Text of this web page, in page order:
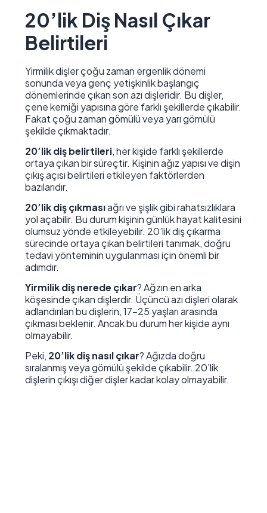
20’lik Diş Nasıl Çıkar
Belirtileri
Yirmilik dişler çoğu zaman ergenlik dönemi
sonunda veya genç yetişkinlik başlangıç
dönemlerinde çıkan son azı dişleridir. Bu dişler,
çene kemiği yapısına göre farklı şekillerde çıkabilir.
Fakat çoğu zaman gömülü veya yarı gömülü
şekilde çıkmaktadır.
20’lik diş belirtileri, her kişide farklı şekillerde
ortaya çıkan bir süreçtir. Kişinin ağız yapısı ve dişin
çıkış açısı belirtileri etkileyen faktörlerden
bazılarıdır.
20’lik diş çıkmasıağrı ve şişlik gibi rahatsızlıklara
yol açabilir. Bu durum kişinin günlük hayat kalitesini
olumsuz yönde etkileyebilir. 20’lik diş çıkarma
sürecinde ortaya çıkan belirtileri tanımak, doğru
tedavi yönteminin uygulanması için önemli bir
adımdır.
Yirmilik diş nerede çıkar? Ağzın en arka
köşesinde çıkan dişlerdir. Üçüncü azı dişleri olarak
adlandırılan bu dişlerin, 17-25 yaşları arasında
çıkması beklenir. Ancak bu durum her kişide aynı
olmayabilir.
Peki, 20’lik diş nasıl çıkar? Ağızda doğru
sıralanmış veya gömülü şekilde çıkabilir. 20’lik
dişlerin çıkışı diğer dişler kadar kolay olmayabilir.